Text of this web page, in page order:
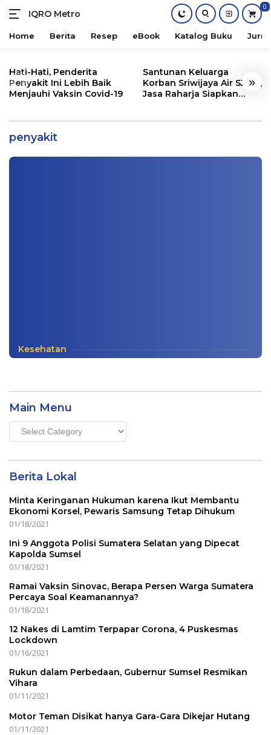
content
IQRO Metro
Lets
Bright
0
Home Berita Resep eBook Katalog Buku
« »
Hati-Hati, Penderita
Penyakit Ini Lebih Baik
Menjauhi Vaksin Covid-19
Santunan Keluarga
Korban Sriwijaya Air SJ182,
Jasa Raharja Siapkan
penyakit
Baik Menjauhi Vaksin Covid-19
Kesehatan
Kesehatan
Main Menu
Main
Menu
Berita Lokal
Minta Keringanan Hukuman karena Ikut Membantu
Ekonomi Korsel, Pewaris Samsung Tetap Dihukum
01/18/2021
Ini 9 Anggota Polisi Sumatera Selatan yang Dipecat
Kapolda Sumsel
01/18/2021
Ramai Vaksin Sinovac, Berapa Persen Warga Sumatera
Percaya Soal Keamanannya?
01/18/2021
12 Nakes di Lamtim Terpapar Corona, 4 Puskesmas
Lockdown
01/16/2021
Rukun dalam Perbedaan, Gubernur Sumsel Resmikan
Vihara
01/11/2021
Motor Teman Disikat hanya Gara-Gara Dikejar Hutang
01/11/2021